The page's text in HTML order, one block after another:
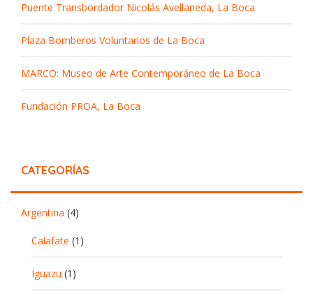
Puente Transbordador Nicolás Avellaneda, La Boca
Plaza Bomberos Voluntarios de La Boca
MARCO: Museo de Arte Contemporáneo de La Boca
Fundación PROA, La Boca
CATEGORÍAS
Argentina (4)
Calafate (1)
Iguazu (1)